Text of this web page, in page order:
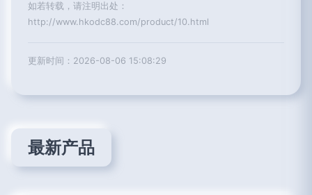
如若转载，请注明出处：
http://www.hkodc88.com/product/10.html
更新时间：2026-08-06 15:08:29
最新产品